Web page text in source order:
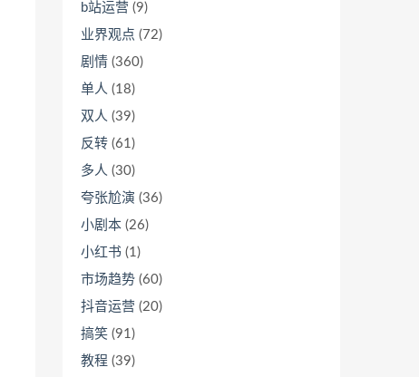
b站运营 (9)
业界观点 (72)
剧情 (360)
单人 (18)
双人 (39)
反转 (61)
多人 (30)
夸张尬演 (36)
小剧本 (26)
小红书 (1)
市场趋势 (60)
抖音运营 (20)
搞笑 (91)
教程 (39)